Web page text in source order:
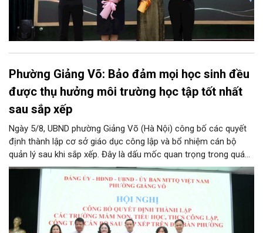
Phường Giảng Võ: Bảo đảm mọi học sinh đều
được thụ hưởng môi trường học tập tốt nhất
sau sắp xếp
Ngày 5/8, UBND phường Giảng Võ (Hà Nội) công bố các quyết
định thành lập cơ sở giáo dục công lập và bổ nhiệm cán bộ
quản lý sau khi sắp xếp. Đây là dấu mốc quan trọng trong quá
trình kiện toàn tổ chức bộ máy, thực hiện chủ trương tinh gọn,
nâng cao hiệu lực, hiệu quả quản lý theo các nghị quyết của
Trung ương và kế hoạch của UBND TP Hà Nội.